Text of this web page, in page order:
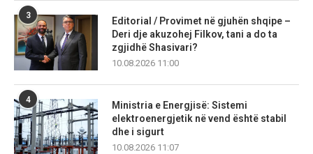
3
Editorial / Provimet në gjuhën shqipe –
Deri dje akuzohej Filkov, tani a do ta
zgjidhë Shasivari?
10.08.2026 11:00
4
Ministria e Energjisë: Sistemi
elektroenergjetik në vend është stabil
dhe i sigurt
10.08.2026 11:07